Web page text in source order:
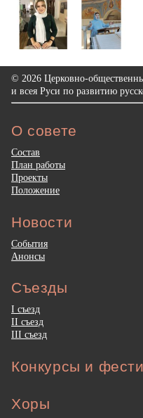
© 2026 Церковно-
и всея Руси по развитию
О совете
Состав
План работы
Проекты
Положение
Новости
События
Анонсы
Съезды
I съезд
II съезд
III съезд
Конкурсы и
Хоры